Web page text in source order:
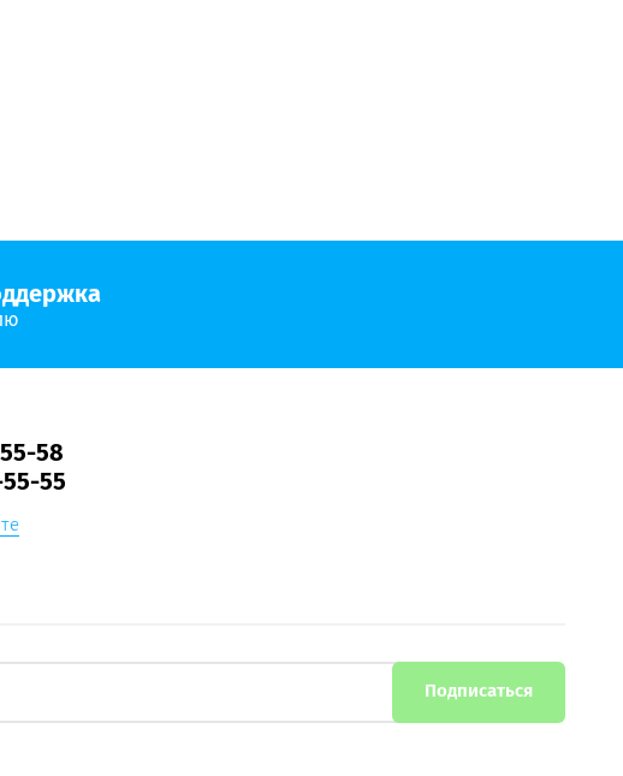
58
55
Подписаться